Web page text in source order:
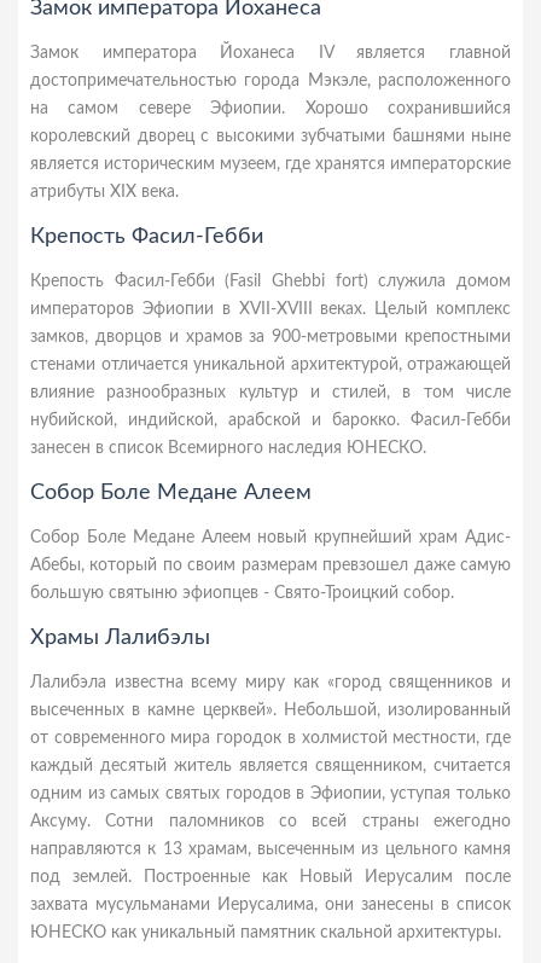
Замок императора Йоханеса
Замок императора Йоханеса IV является главной
достопримечательностью города Мэкэле, расположенного
на самом севере Эфиопии. Хорошо сохранившийся
королевский дворец с высокими зубчатыми башнями ныне
является историческим музеем, где хранятся императорские
атрибуты XIX века.
Крепость Фасил-Гебби
Крепость Фасил-Гебби (Fasil Ghebbi fort) служила домом
императоров Эфиопии в XVII-XVIII веках. Целый комплекс
замков, дворцов и храмов за 900-метровыми крепостными
стенами отличается уникальной архитектурой, отражающей
влияние разнообразных культур и стилей, в том числе
нубийской, индийской, арабской и барокко. Фасил-Гебби
занесен в список Всемирного наследия ЮНЕСКО.
Собор Боле Медане Алеем
Собор Боле Медане Алеем новый крупнейший храм Адис-
Абебы, который по своим размерам превзошел даже самую
большую святыню эфиопцев - Свято-Троицкий собор.
Храмы Лалибэлы
Лалибэла известна всему миру как «город священников и
высеченных в камне церквей». Небольшой, изолированный
от современного мира городок в холмистой местности, где
каждый десятый житель является священником, считается
одним из самых святых городов в Эфиопии, уступая только
Аксуму. Сотни паломников со всей страны ежегодно
направляются к 13 храмам, высеченным из цельного камня
под землей. Построенные как Новый Иерусалим после
захвата мусульманами Иерусалима, они занесены в список
ЮНЕСКО как уникальный памятник скальной архитектуры.